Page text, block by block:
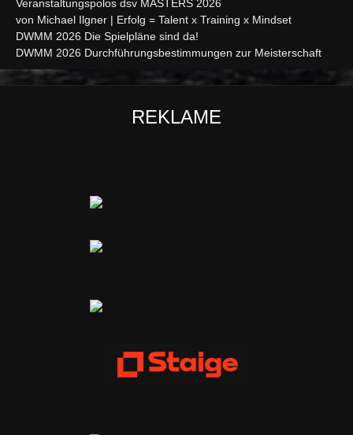
Veranstaltungspolos dsv MASTERS 2026
von Michael Ilgner | Erfolg = Talent x Training x Mindset
DWMM 2026 Die Spielpläne sind da!
DWMM 2026 Durchführungsbestimmungen zur Meisterschaft
REKLAME